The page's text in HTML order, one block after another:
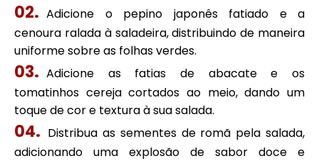
Adicione o pepino japonês fatiado e a
cenoura ralada à saladeira, distribuindo de maneira
uniforme sobre as folhas verdes.
Adicione as fatias de abacate e os
tomatinhos cereja cortados ao meio, dando um
toque de cor e textura à sua salada.
Distribua as sementes de romã pela salada,
adicionando uma explosão de sabor doce e